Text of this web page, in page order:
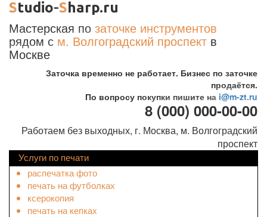
Studio-S harp.ru
Мастерская по заточке инструментов
рядом с м. Волгоградский проспект в
Москве
Заточка временно не работает. Бизнес по заточке
продаётся.
По вопросу покупки пишите на i@m-zt.ru
8 (000) 000-00-00
Работаем без выходных, г. Москва, м. Волгоградский
проспект
Услуги по печати
распечатка фото
печать на футболках
ксерокопия
печать на кепках